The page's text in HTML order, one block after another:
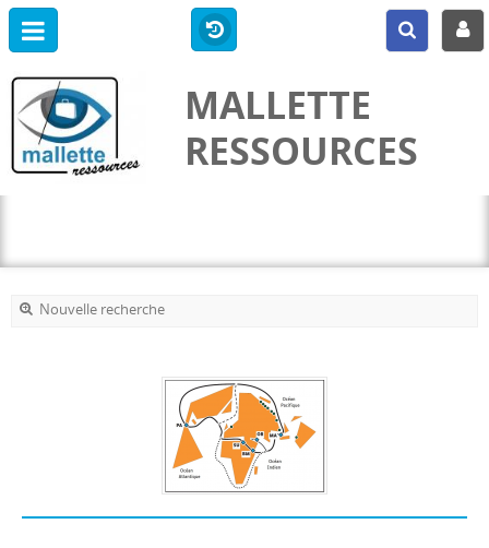
MALLETTE
RESSOURCES
Nouvelle recherche